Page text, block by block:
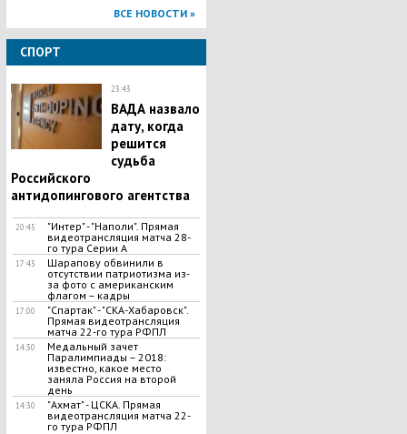
ВСЕ НОВОСТИ »
СПОРТ
23:43
ВАДА назвало
дату, когда
решится
судьба
Российского
антидопингового агентства
20:45
"Интер" - "Наполи". Прямая
видеотрансляция матча 28-
го тура Серии А
17:43
Шарапову обвинили в
отсутствии патриотизма из-
за фото с американским
флагом – кадры
17:00
"Спартак" - "СКА-Хабаровск".
Прямая видеотрансляция
матча 22-го тура РФПЛ
14:30
Медальный зачет
Паралимпиады – 2018:
известно, какое место
заняла Россия на второй
день
14:30
"Ахмат" - ЦСКА. Прямая
видеотрансляция матча 22-
го тура РФПЛ